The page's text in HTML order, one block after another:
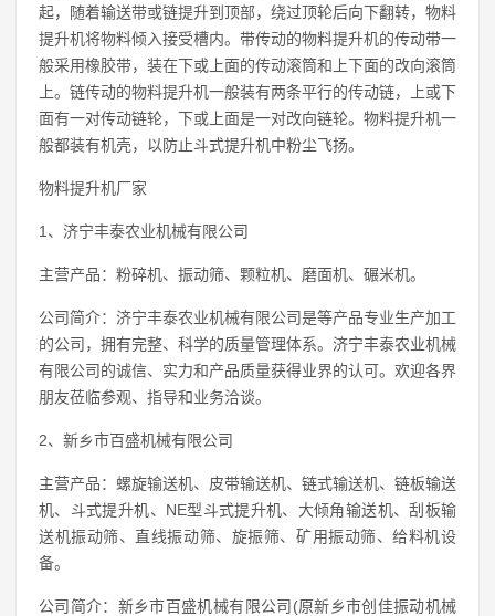
起，随着输送带或链提升到顶部，绕过顶轮后向下翻转，物料
提升机将物料倾入接受槽内。带传动的物料提升机的传动带一
般采用橡胶带，装在下或上面的传动滚筒和上下面的改向滚筒
上。链传动的物料提升机一般装有两条平行的传动链，上或下
面有一对传动链轮，下或上面是一对改向链轮。物料提升机一
般都装有机壳，以防止斗式提升机中粉尘飞扬。
物料提升机厂家
1、济宁丰泰农业机械有限公司
主营产品：粉碎机、振动筛、颗粒机、磨面机、碾米机。
公司简介：济宁丰泰农业机械有限公司是等产品专业生产加工
的公司，拥有完整、科学的质量管理体系。济宁丰泰农业机械
有限公司的诚信、实力和产品质量获得业界的认可。欢迎各界
朋友莅临参观、指导和业务洽谈。
2、新乡市百盛机械有限公司
主营产品：螺旋输送机、皮带输送机、链式输送机、链板输送
机、斗式提升机、NE型斗式提升机、大倾角输送机、刮板输
送机振动筛、直线振动筛、旋振筛、矿用振动筛、给料机设
备。
公司简介：新乡市百盛机械有限公司(原新乡市创佳振动机械